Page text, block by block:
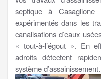
septique à Casaglione
expérimentés dans les
canalisations d’eaux
« tout-à-l’égout ». En
adroits détectent
système d’assainissement.